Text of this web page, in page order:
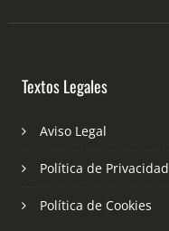
Textos Legales
Aviso Legal
Política de Privacidad
Política de Cookies